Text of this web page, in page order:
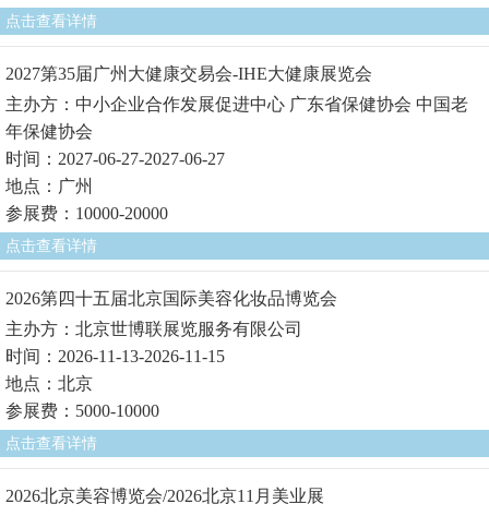
点击查看详情
2027第35届广州大健康交易会-IHE大健康展览会
主办方：中小企业合作发展促进中心 广东省保健协会 中国老
年保健协会
时间：2027-06-27-2027-06-27
地点：广州
参展费：10000-20000
点击查看详情
2026第四十五届北京国际美容化妆品博览会
主办方：北京世博联展览服务有限公司
时间：2026-11-13-2026-11-15
地点：北京
参展费：5000-10000
点击查看详情
2026北京美容博览会/2026北京11月美业展